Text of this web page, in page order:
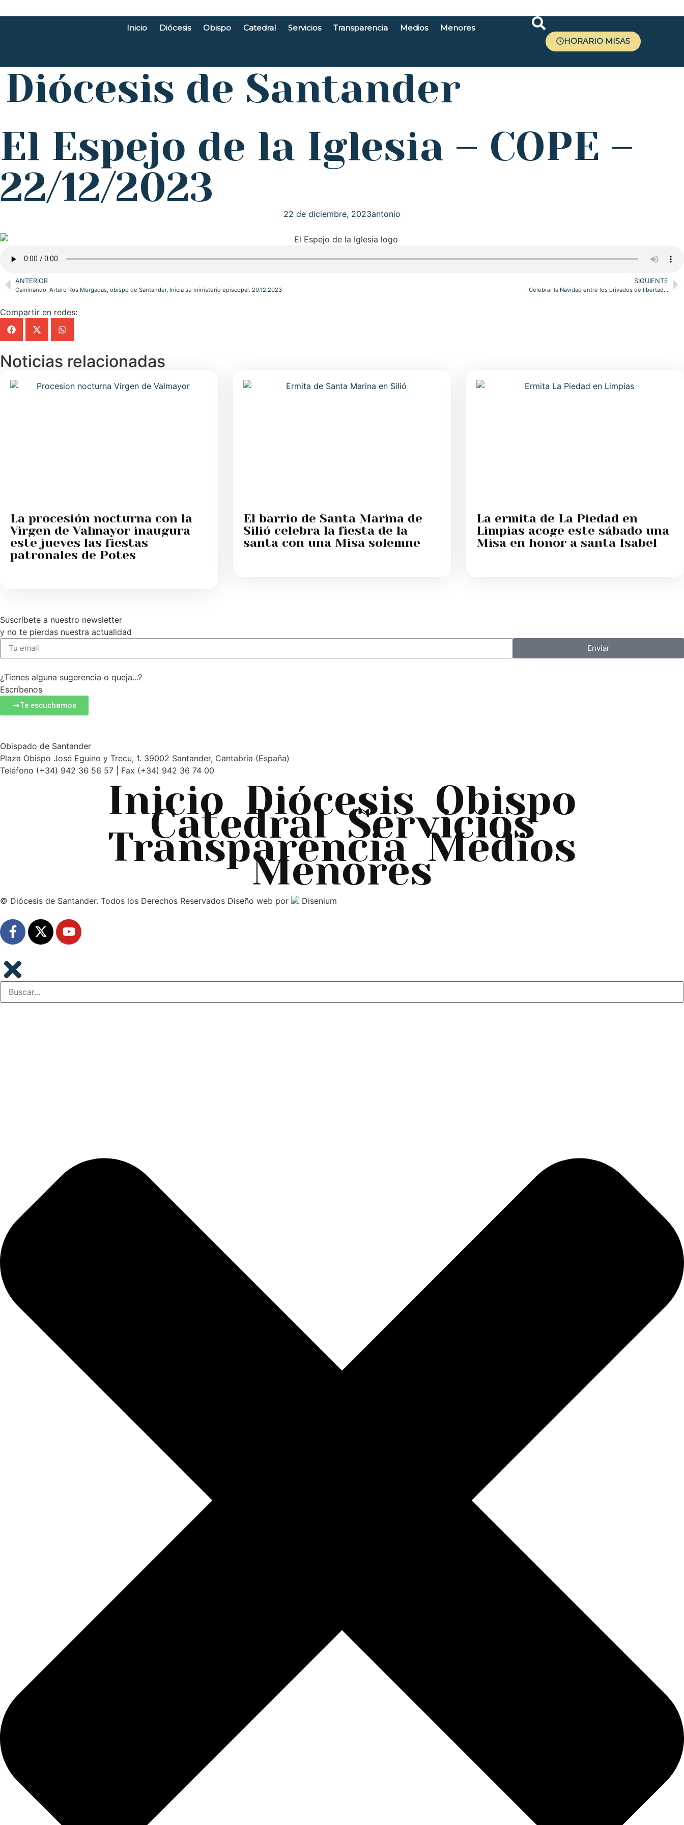
Inicio Diócesis Obispo Catedral Servicios Transparencia Medios
Menores
HORARIO MISAS
Diócesis de Santander
El Espejo de la Iglesia – COPE –
22/12/2023
22 de diciembre, 2023antonio
ANTERIOR
Caminando. Arturo Ros Murgadas, obispo de Santander, Inicia su ministerio episcopal. 20.12.2023
SIGUIENTE
Celebrar la Navidad entre los privados de libertad…
Compartir en redes:
Noticias relacionadas
La procesión nocturna con la
Virgen de Valmayor inaugura
este jueves las fiestas
patronales de Potes
El barrio de Santa Marina de
Silió celebra la fiesta de la
santa con una Misa solemne
La ermita de La Piedad en
Limpias acoge este sábado una
Misa en honor a santa Isabel
Suscríbete a nuestro newsletter
y no te pierdas nuestra actualidad
Enviar
¿Tienes alguna sugerencia o queja...?
Escríbenos
Te escuchamos
Obispado de Santander
Plaza Obispo José Eguino y Trecu, 1. 39002 Santander, Cantabria (España)
Teléfono (+34) 942 36 56 57 | Fax (+34) 942 36 74 00
Inicio Diócesis Obispo
Catedral Servicios
Transparencia Medios
Menores
© Diócesis de Santander. Todos los Derechos Reservados Diseño web por Disenium